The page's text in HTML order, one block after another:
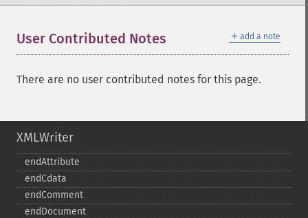
＋ add a note
User Contributed Notes
There are no user contributed notes for this page.
XMLWriter
endAttribute
endCdata
endComment
endDocument